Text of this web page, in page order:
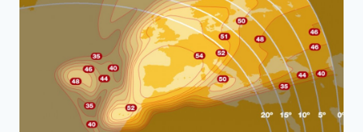
EUROPA,
PRESENTADA
POR
HISPASAT
Y
ASTRIUM